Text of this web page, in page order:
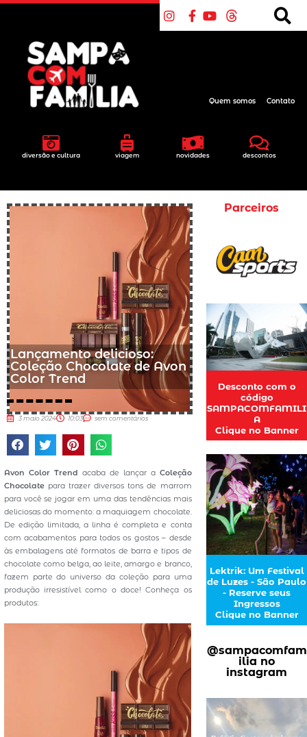
diversão e cultura viagem novidades descontos
Quem somos Contato
Lançamento delicioso:
Coleção Chocolate de Avon
Color Trend
3 maio 2024 10:03 sem comentários
Avon Color Trend acaba de lançar a Coleção
Chocolatepara trazer diversos tons de marrom
para você se jogar em uma das tendências mais
deliciosas do momento: a maquiagem chocolate.
De edição limitada, a linha é completa e conta
com acabamentos para todos os gostos – desde
às embalagens até formatos de barra e tipos de
chocolate como belga, ao leite, amargo e branco,
fazem parte do universo da coleção para uma
produção irresistível como o doce! Conheça os
produtos:
Parceiros
Desconto com o
código
SAMPACOMFAMILI
A
Clique no Banner
Lektrik: Um Festival
de Luzes - São Paulo
- Reserve seus
Ingressos
Clique no Banner
@sampacomfam
ilia no
instagram